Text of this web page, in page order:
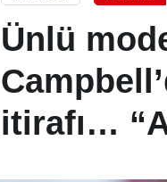
Ünlü
itirafı…